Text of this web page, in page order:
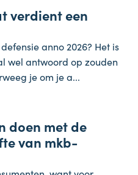
verdient een
anno 2026? Het is
wel antwoord op zouden
je om je a...
doen met de
van mkb-